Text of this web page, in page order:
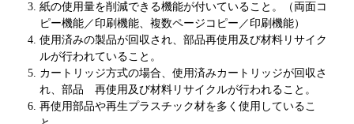
紙の使用量を削減できる機能が付いていること。（両面コ
ピー機能／印刷機能、複数ページコピー／印刷機能）
使用済みの製品が回収され、部品再使用及び材料リサイク
ルが行われていること。
カートリッジ方式の場合、使用済みカートリッジが回収さ
れ、部品 再使用及び材料リサイクルが行われること。
再使用部品や再生プラスチック材を多く使用しているこ